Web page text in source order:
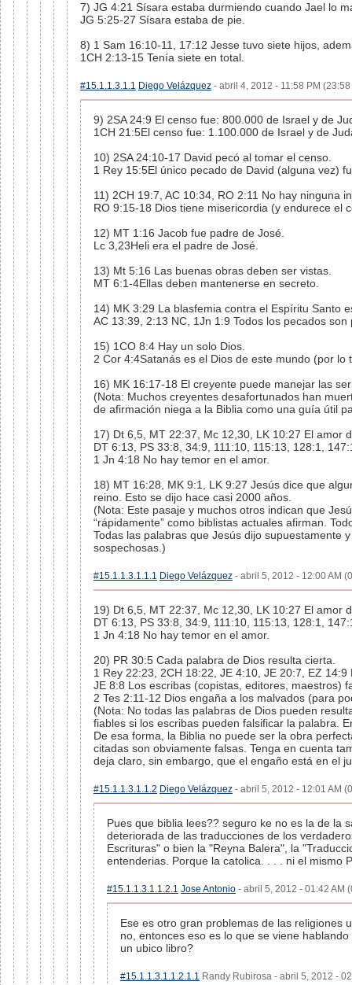
7) JG 4:21 Sísara estaba durmiendo cuando Jael lo
JG 5:25-27 Sísara estaba de pie.
8) 1 Sam 16:10-11, 17:12 Jesse tuvo siete hijos,
1CH 2:13-15 Tenía siete en total.
#15.1.1.3.1.1 Diego Velázquez - abril 4, 2012 - 11:58 PM
9) 2SA 24:9 El censo fue: 800.000 de Israel y de
1CH 21:5El censo fue: 1.100.000 de Israel y de
10) 2SA 24:10-17 David pecó al tomar el censo.
1 Rey 15:5El único pecado de David (alguna vez)
11) 2CH 19:7, AC 10:34, RO 2:11 No hay ninguna
RO 9:15-18 Dios tiene misericordia (y endurece el
12) MT 1:16 Jacob fue padre de José.
Lc 3,23Heli era el padre de José.
13) Mt 5:16 Las buenas obras deben ser vistas.
MT 6:1-4Ellas deben mantenerse en secreto.
14) MK 3:29 La blasfemia contra el Espíritu Santo
AC 13:39, 2:13 NC, 1Jn 1:9 Todos los pecados son
15) 1CO 8:4 Hay un solo Dios.
2 Cor 4:4Satanás es el Dios de este mundo (por
16) MK 16:17-18 El creyente puede manejar las
(Nota: Muchos creyentes desafortunados han
de afirmación niega a la Biblia como una guía útil
17) Dt 6,5, MT 22:37, Mc 12,30, LK 10:27 El amor
DT 6:13, PS 33:8, 34:9, 111:10, 115:13, 128:1,
1 Jn 4:18 No hay temor en el amor.
18) MT 16:28, MK 9:1, LK 9:27 Jesús dice que
reino. Esto se dijo hace casi 2000 años.
(Nota: Este pasaje y muchos otros indican que
“rápidamente” como biblistas actuales afirman.
Todas las palabras que Jesús dijo supuestamente
sospechosas.)
#15.1.1.3.1.1.1 Diego Velázquez - abril 5, 2012 - 12:00 AM
19) Dt 6,5, MT 22:37, Mc 12,30, LK 10:27 El amor
DT 6:13, PS 33:8, 34:9, 111:10, 115:13, 128:1,
1 Jn 4:18 No hay temor en el amor.
20) PR 30:5 Cada palabra de Dios resulta cierta.
1 Rey 22:23, 2CH 18:22, JE 4:10, JE 20:7, EZ
JE 8:8 Los escribas (copistas, editores, maestros)
2 Tes 2:11-12 Dios engaña a los malvados (para
(Nota: No todas las palabras de Dios pueden
fiables si los escribas pueden falsificar la palabra.
De esa forma, la Biblia no puede ser la obra
citadas son obviamente falsas. Tenga en cuenta
deja claro, sin embargo, que el engaño está en el
#15.1.1.3.1.1.2 Diego Velázquez - abril 5, 2012 - 12:01 AM
Pues que biblia lees?? seguro ke no es la de la
deteriorada de las traducciones de los
Escrituras" o bien la "Reyna Balera", la
entenderias. Porque la catolica. . . . ni el mismo
#15.1.1.3.1.1.2.1 Jose Antonio - abril 5, 2012 - 01:42 AM
Ese es otro gran problemas de las religiones
no, entonces eso es lo que se viene
un ubico libro?
#15.1.1.3.1.1.2.1.1 Randy Rubirosa - abril 5, 2012 -